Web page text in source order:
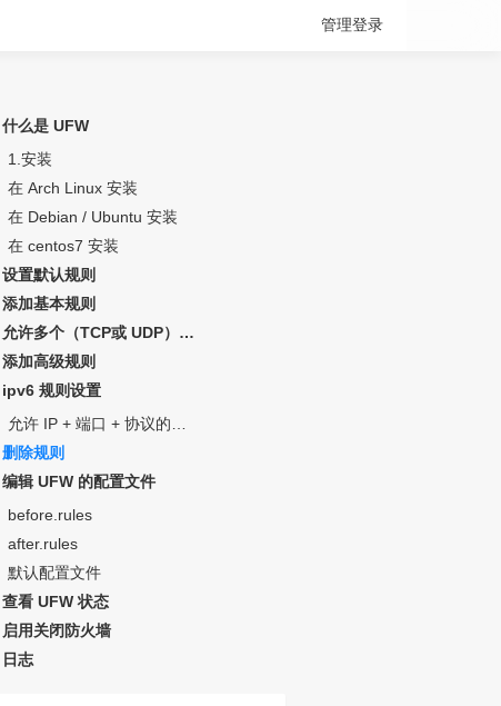
管理登录
什么是 UFW
1.安装
在 Arch Linux 安装
在 Debian / Ubuntu 安装
在 centos7 安装
设置默认规则
添加基本规则
允许多个（TCP或 UDP）端口
添加高级规则
ipv6 规则设置
删除规则
编辑 UFW 的配置文件
before.rules
after.rules
默认配置文件
查看 UFW 状态
启用关闭防火墙
日志